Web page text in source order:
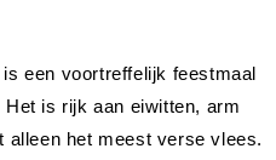
een voortreffelijk feestmaal
is rijk aan eiwitten, arm
alleen het meest verse vlees.